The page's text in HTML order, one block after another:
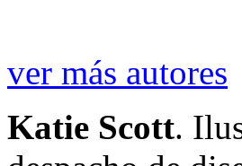
ver más autores
Katie Scott.